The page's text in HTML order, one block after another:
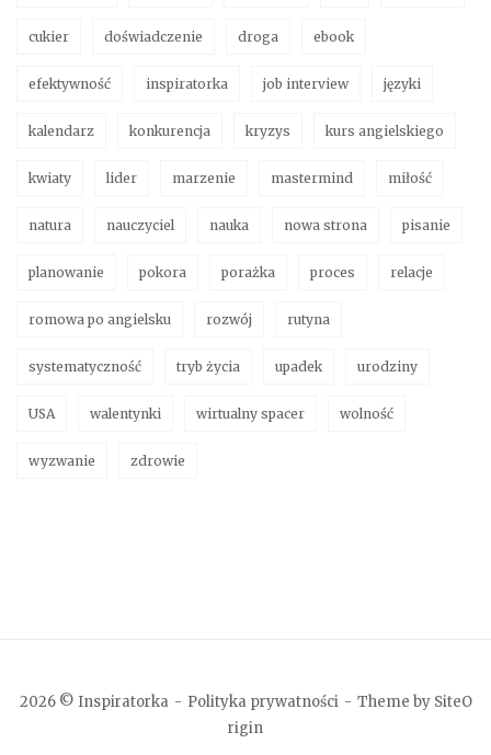
cukier doświadczenie droga ebook
efektywność inspiratorka job interview języki
kalendarz konkurencja kryzys kurs angielskiego
kwiaty lider marzenie mastermind miłość
natura nauczyciel nauka nowa strona pisanie
planowanie pokora porażka proces relacje
romowa po angielsku rozwój rutyna
systematyczność tryb życia upadek urodziny
USA walentynki wirtualny spacer wolność
wyzwanie zdrowie
2026 © Inspiratorka Polityka prywatności Theme by SiteO
rigin